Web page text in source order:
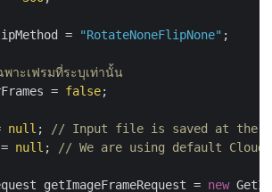
= "RotateNoneFlipNone" ;
าะเฟรมที่ระบุเท่านั้น
= false;
null ;
// Input file is saved at the
null ; // We are using default Cloud
getImageFrameRequest = new